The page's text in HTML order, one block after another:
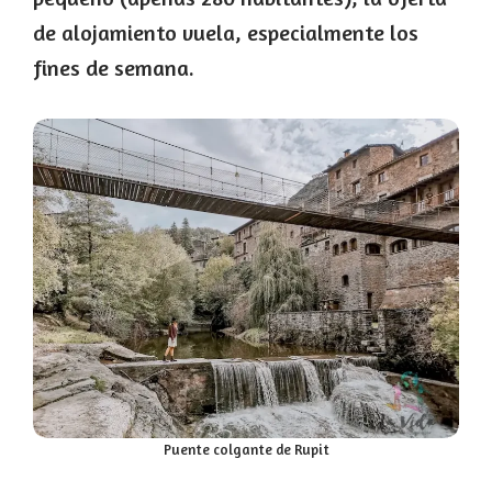
de alojamiento vuela, especialmente los
fines de semana.
Puente colgante de Rupit